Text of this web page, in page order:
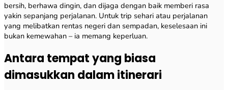
bersih, berhawa dingin, dan dijaga dengan baik memberi rasa
yakin sepanjang perjalanan. Untuk trip sehari atau perjalanan
yang melibatkan rentas negeri dan sempadan, keselesaan ini
bukan kemewahan – ia memang keperluan.
Antara tempat yang biasa
dimasukkan dalam itinerari